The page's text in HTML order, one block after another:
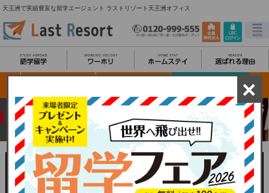
天王洲で実績豊富な留学エージェント ラストリゾート天王洲オフィス
×
安心の国内43拠点
天王洲オフィス詳細 関東一覧に戻る
About Tennoz office